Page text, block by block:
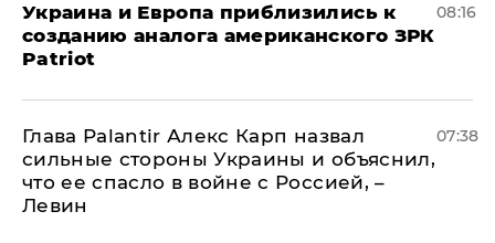
Украина и Европа приблизились к
созданию аналога американского ЗРК
Patriot
08:16
Глава Palantir Алекс Карп назвал
сильные стороны Украины и объяснил,
что ее спасло в войне с Россией, –
Левин
07:38